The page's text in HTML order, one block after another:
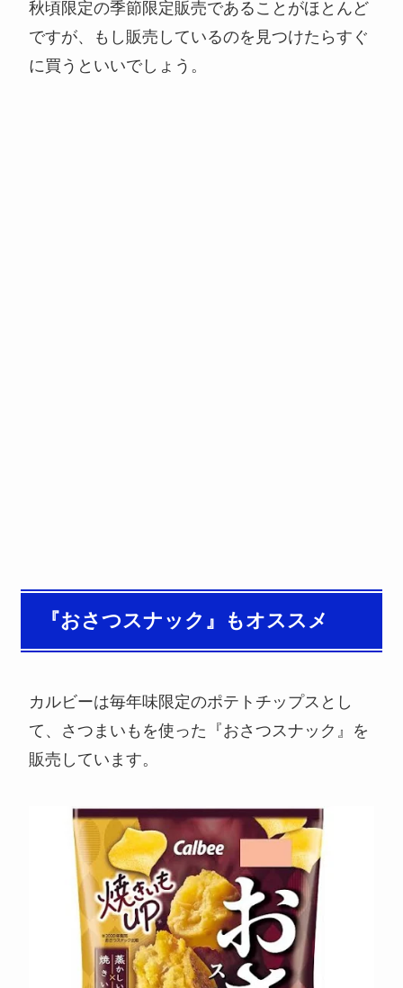
秋頃限定の季節限定販売であることがほとんど
ですが、もし販売しているのを見つけたらすぐ
に買うといいでしょう。
『おさつスナック』もオススメ
カルビーは毎年味限定のポテトチップスとし
て、さつまいもを使った『おさつスナック』を
販売しています。